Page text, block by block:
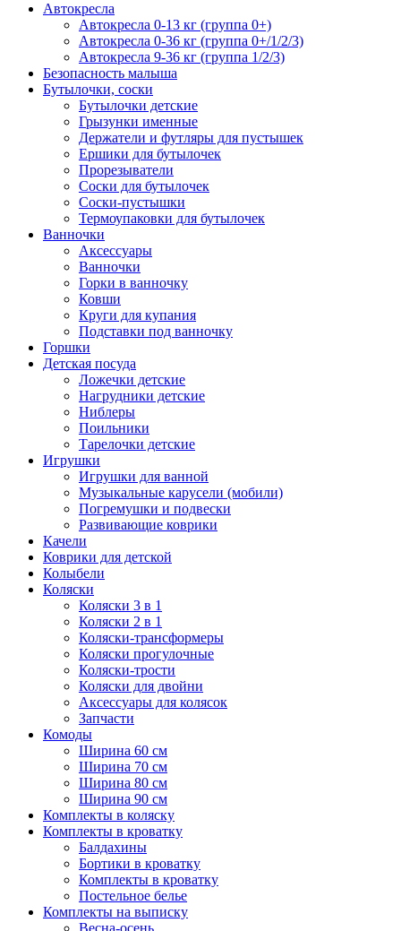
Автокресла
Автокресла 0-13 кг (группа 0+)
Автокресла 0-36 кг (группа 0+/1/2/3)
Автокресла 9-36 кг (группа 1/2/3)
Безопасность малыша
Бутылочки, соски
Бутылочки детские
Грызунки именные
Держатели и футляры для пустышек
Ершики для бутылочек
Прорезыватели
Соски для бутылочек
Соски-пустышки
Термоупаковки для бутылочек
Ванночки
Аксессуары
Ванночки
Горки в ванночку
Ковши
Круги для купания
Подставки под ванночку
Горшки
Детская посуда
Ложечки детские
Нагрудники детские
Ниблеры
Поильники
Тарелочки детские
Игрушки
Игрушки для ванной
Музыкальные карусели (мобили)
Погремушки и подвески
Развивающие коврики
Качели
Коврики для детской
Колыбели
Коляски
Коляски 3 в 1
Коляски 2 в 1
Коляски-трансформеры
Коляски прогулочные
Коляски-трости
Коляски для двойни
Аксессуары для колясок
Запчасти
Комоды
Ширина 60 см
Ширина 70 см
Ширина 80 см
Ширина 90 см
Комплекты в коляску
Комплекты в кроватку
Балдахины
Бортики в кроватку
Комплекты в кроватку
Постельное белье
Комплекты на выписку